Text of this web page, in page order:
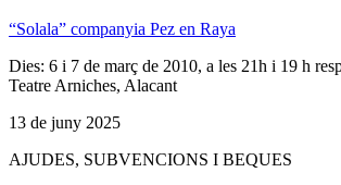
“Solala” companyia Pez en Raya
Dies: 6 i 7 de març de 2010, a les 21h i 19 h
Teatre Arniches, Alacant
13 de juny 2025
AJUDES, SUBVENCIONS I BEQUES